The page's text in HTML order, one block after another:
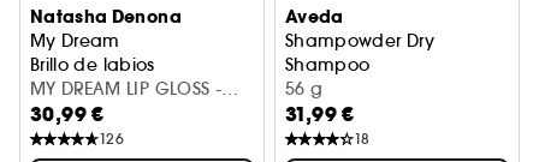
Natasha Denona
My Dream
Brillo de labios
MY DREAM LIP GLOSS -
NATASHA
30,99 €
126
Aveda
Shampowder Dry
Shampoo
Champú Seco
56 g
31,99 €
18